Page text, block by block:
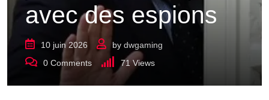
avec des espions
10 juin 2026 by dwgaming
0 Comments 71 Views